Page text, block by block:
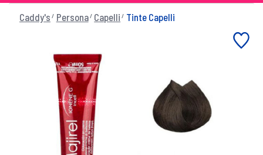
Caddy's Persona Capelli Tinte Capelli